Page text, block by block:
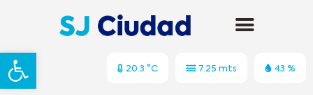
Abrir barra de herramientas
20.3 °C 7.25 mts 43 %